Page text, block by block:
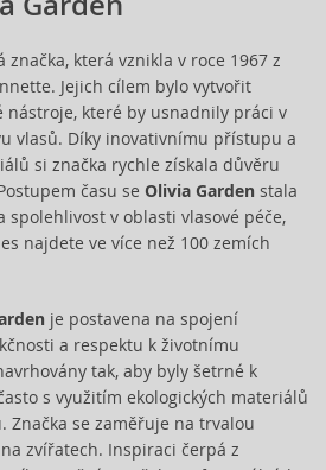
značka, která vznikla v roce 1967 z
Jejich cílem bylo vytvořit
nástroje, které by usnadnily práci v
vlasů. Díky inovativnímu přístupu a
si značka rychle získala důvěru
času se Olivia Garden stala
spolehlivost v oblasti vlasové péče,
najdete ve více než 100 zemích
je postavena na spojení
a respektu k životnímu
tak, aby byly šetrné k
s využitím ekologických materiálů
Značka se zaměřuje na trvalou
zvířatech. Inspiraci čerpá z